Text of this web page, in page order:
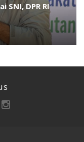
SNI, DPR RI